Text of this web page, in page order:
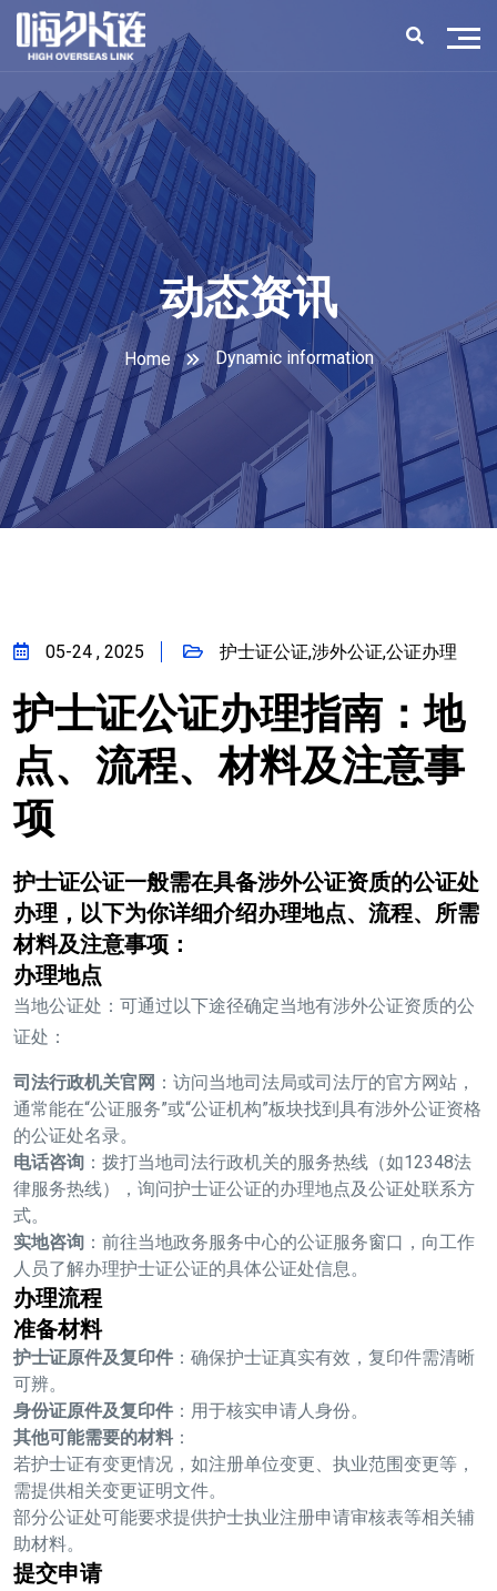
动态资讯
Home Dynamic information
05-24 , 2025 护士证公证,涉外公证,公证办理
护士证公证办理指南：地
点、流程、材料及注意事
项
护士证公证一般需在具备涉外公证资质的公证处
办理，以下为你详细介绍办理地点、流程、所需
材料及注意事项：
办理地点
当地公证处：可通过以下途径确定当地有涉外公证资质的公
证处：
司法行政机关官网 ：访问当地司法局或司法厅的官方网站，
通常能在“公证服务”或“公证机构”板块找到具有涉外公证资格
的公证处名录。
电话咨询 ：拨打当地司法行政机关的服务热线（如12348法
律服务热线），询问护士证公证的办理地点及公证处联系方
式。
实地咨询 ：前往当地政务服务中心的公证服务窗口，向工作
人员了解办理护士证公证的具体公证处信息。
办理流程
准备材料
护士证原件及复印件 ：确保护士证真实有效，复印件需清晰
可辨。
身份证原件及复印件 ：用于核实申请人身份。
其他可能需要的材料 ：
若护士证有变更情况，如注册单位变更、执业范围变更等，
需提供相关变更证明文件。
部分公证处可能要求提供护士执业注册申请审核表等相关辅
助材料。
提交申请